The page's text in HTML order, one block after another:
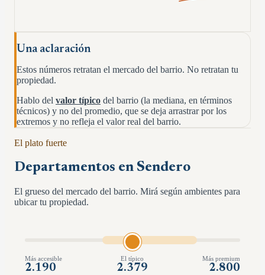
Una aclaración
Estos números retratan el mercado del barrio. No retratan tu
propiedad.
Hablo del valor típico del barrio (la mediana, en términos
técnicos) y no del promedio, que se deja arrastrar por los
extremos y no refleja el valor real del barrio.
El plato fuerte
Departamentos en Sendero
El grueso del mercado del barrio. Mirá según ambientes para
ubicar tu propiedad.
Más accesible
2.190
El típico
2.379
Más premium
2.800